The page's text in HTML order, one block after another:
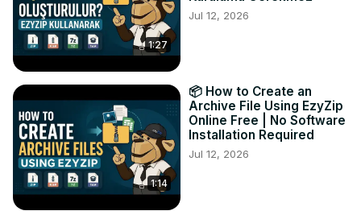
3. Clique em "Salvar Arquivo ASS" para salvar o arquivo
ASS convertido na pasta de destino selecionada.
#converter #srt #ass
TWITTER: https://twitter.com/ezyzip
FACEBOOK: https://www.facebook.com/ezyzip/
LINKEDIN: https://www.linkedin.com/showcase/ezyzip/
PINTEREST:
https://www.pinterest.com.au/ezyzip
1:27
Jul 12, 2026
1:14
📦 How to Create an
Archive File Using EzyZip
Online Free | No Software
Installation Required
Jul 12, 2026